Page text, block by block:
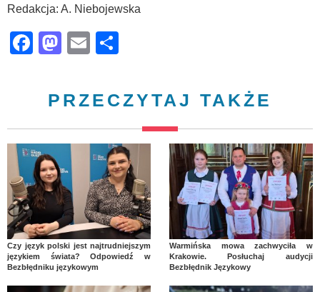
Redakcja: A. Niebojewska
Facebook
Mastodon
Email
PRZECZYTAJ TAKŻE
Czy język polski jest najtrudniejszym
językiem świata? Odpowiedź w
Bezbłędniku językowym
Warmińska mowa zachwyciła w
Krakowie. Posłuchaj audycji
Bezbłędnik Językowy